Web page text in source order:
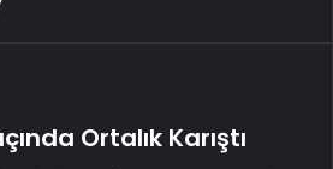
Ortalık Karıştı